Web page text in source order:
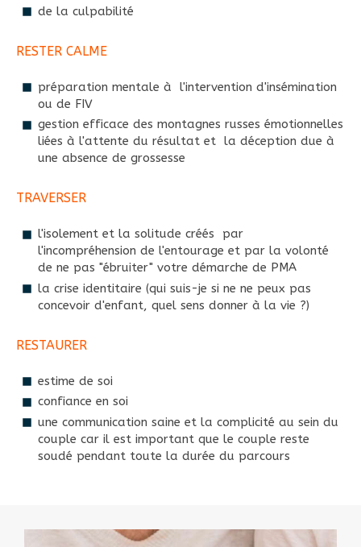
de la culpabilité
RESTER CALME
préparation mentale à l'intervention d'insémination
ou de FIV
gestion efficace des montagnes russes émotionnelles
liées à l'attente du résultat et la déception due à
une absence de grossesse
TRAVERSER
l'isolement et la solitude créés par
l'incompréhension de l'entourage et par la volonté
de ne pas "ébruiter" votre démarche de PMA
la crise identitaire (qui suis-je si ne ne peux pas
concevoir d'enfant, quel sens donner à la vie ?)
RESTAURER
estime de soi
confiance en soi
une communication saine et la complicité au sein du
couple car il est important que le couple reste
soudé pendant toute la durée du parcours